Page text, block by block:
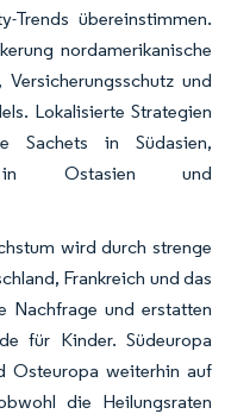
Trends übereinstimmen.
nordamerikanische
und
Lokalisierte Strategien
Sachets in Südasien,
in Ostasien und
wird durch strenge
Frankreich und das
Nachfrage und erstatten
für Kinder. Südeuropa
Osteuropa weiterhin auf
die Heilungsraten